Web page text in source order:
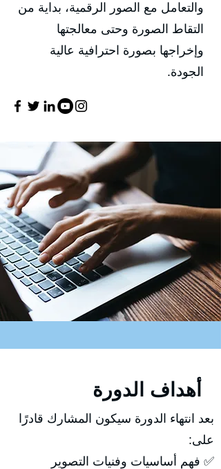
والتعامل مع الصور الرقمية، بداية من
التقاط الصورة وحتى معالجتها
وإخراجها بصورة احترافية عالية
الجودة.
بعد انتهاء الدورة سيكون المشارك قادرًا
على:
✅ فهم أساسيات وفنيات التصوير